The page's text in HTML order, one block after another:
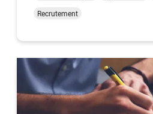
Recrutement